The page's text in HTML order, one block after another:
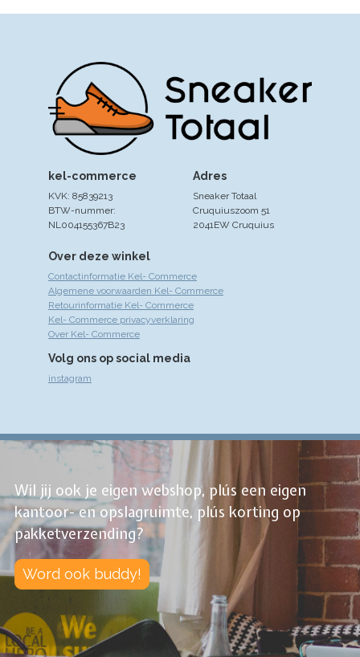
Over deze winkel
Contactinformatie Kel- Commerce
Algemene voorwaarden Kel- Commerce
Retourinformatie Kel- Commerce
Kel- Commerce privacyverklaring
Over Kel- Commerce
Volg ons op social media
instagram
Adres
Sneaker Totaal
Cruquiuszoom 51
2041EW Cruquius
kel-commerce
KVK: 85839213
BTW-nummer:
NL004155367B23
Wil jij ook je eigen webshop, plús een eigen
kantoor- en opslagruimte, plús korting op
pakketverzending?
Word ook buddy!